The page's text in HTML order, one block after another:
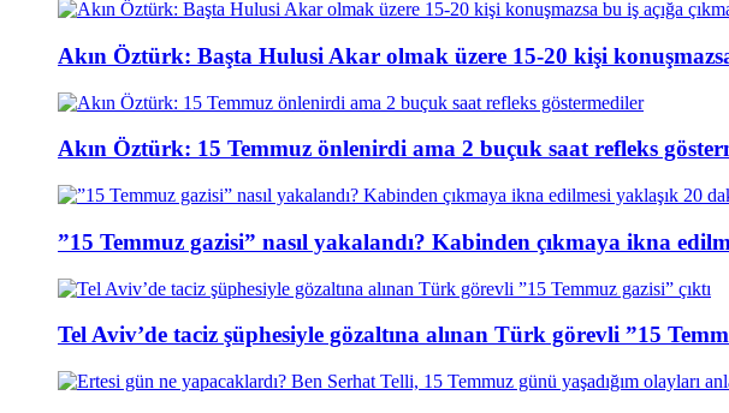
Akın Öztürk: Başta Hulusi Akar olmak üzere 15-20 kişi
Akın Öztürk: 15 Temmuz önlenirdi ama 2 buçuk saat refleks
”15 Temmuz gazisi” nasıl yakalandı? Kabinden çıkmaya ikna
Tel Aviv’de taciz şüphesiyle gözaltına alınan Türk görevli ”15